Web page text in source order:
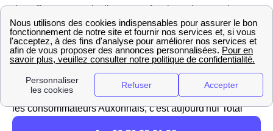
des offres aux particuliers et professionnels avec des
tarifs inférieurs aux tarifs réglementés du gaz et de
l'électricité. Ces offres pour les Auxonnais sont l'offre
verte, l'offre classique et l'offre 100% en ligne.
service client
de suite « Service client de l'année » par les français et
les consommateurs Auxonnais, c'est aujourd'hui Total
Spring qui a été élu a cette position. Vous pouvez